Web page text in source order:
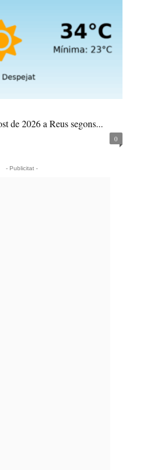
de 2026 a Reus segons...
0
- Publicitat -